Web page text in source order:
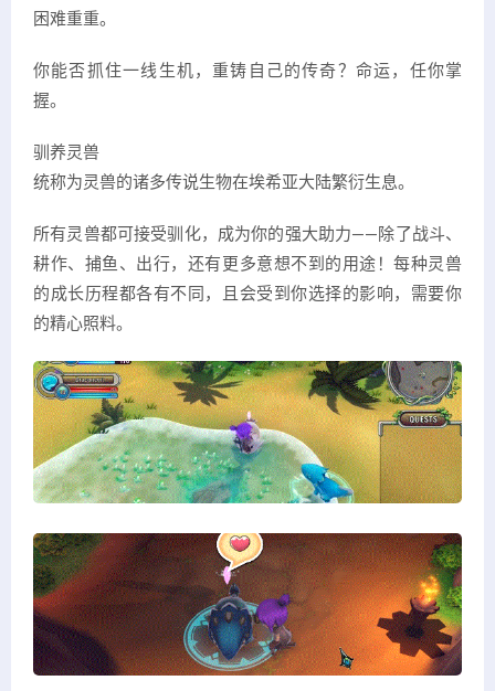
困难重重。
你能否抓住一线生机，重铸自己的传奇？命运，任你掌
握。
驯养灵兽
统称为灵兽的诸多传说生物在埃希亚大陆繁衍生息。
所有灵兽都可接受驯化，成为你的强大助力——除了战斗、
耕作、捕鱼、出行，还有更多意想不到的用途！每种灵兽
的成长历程都各有不同，且会受到你选择的影响，需要你
的精心照料。